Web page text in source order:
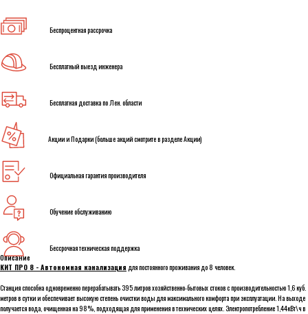
Беспроцентная рассрочка
Бесплатный выезд инженера
Бесплатная доставка по Лен. области
Акции и Подарки (больше акций смотрите в разделе Акции)
Официальная гарантия производителя
Обучение обслуживанию
Бессрочная техническая поддержка
Описание
КИТ ПРО 8 - Автономная канализация для постоянного проживания до 8 человек.
Станция способна одновременно перерабатывать 395 литров хозяйственно-бытовых стоков с производительностью 1,6 куб.
метров в сутки и обеспечивает высокую степень очистки воды для максимального комфорта при эксплуатации. На выходе
получается вода, очищенная на 98%, подходящая для применения в технических целях. Электропотребление 1,44кВт\ч в